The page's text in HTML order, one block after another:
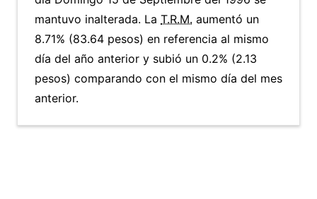
mantuvo inalterada. La T.R.M. aumentó un
8.71% (83.64 pesos) en referencia al mismo
día del año anterior y subió un 0.2% (2.13
pesos) comparando con el mismo día del mes
anterior.